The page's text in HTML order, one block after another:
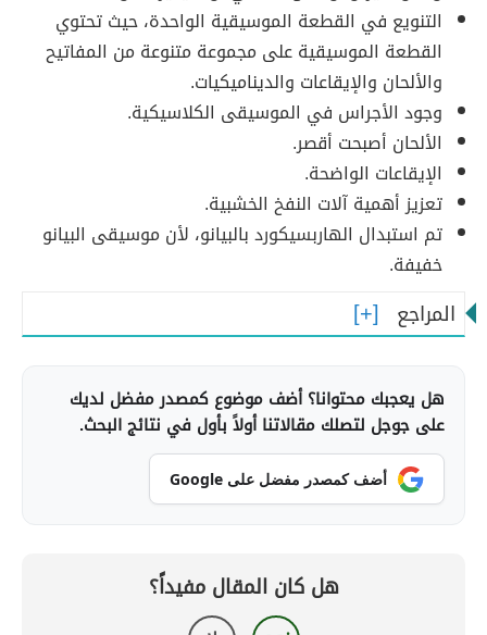
التنويع في القطعة الموسيقية الواحدة، حيث تحتوي
القطعة الموسيقية على مجموعة متنوعة من المفاتيح
والألحان والإيقاعات والديناميكيات.
وجود الأجراس في الموسيقى الكلاسيكية.
الألحان أصبحت أقصر.
الإيقاعات الواضحة.
تعزيز أهمية آلات النفخ الخشبية.
تم استبدال الهاربسيكورد بالبيانو، لأن موسيقى البيانو
خفيفة.
المراجع
هل يعجبك محتوانا؟ أضف موضوع كمصدر مفضل لديك
على جوجل لتصلك مقالاتنا أولاً بأول في نتائج البحث.
أضف كمصدر مفضل على Google
هل كان المقال مفيداً؟